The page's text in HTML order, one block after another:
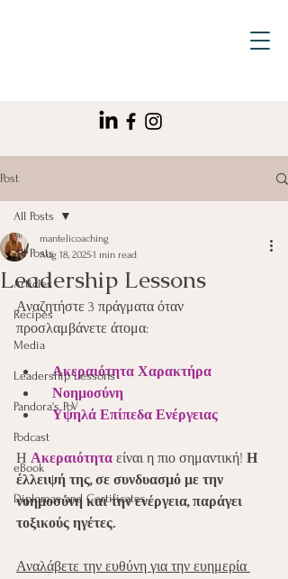
Post
All Posts
Articles
Recipes
Media
Leadership Lessons
Pandora's PoV
Podcast
eBook
Diplomas and Certificates
All Posts
Leadership Lessons
mantelicoaching
Aug 18, 20251 min read
Αναζητήστε 3 πράγματα όταν
προσλαμβάνετε άτομα:
Ακεραιότητα Χαρακτήρα
Νοημοσύνη
Υψηλά Επίπεδα Ενέργειας
Η Ακεραιότητα είναι η πιο σημαντική! Η
έλλειψή της, σε συνδυασμό με την
νοημοσύνη και την ενέργεια, παράγει
τοξικούς ηγέτες.
Αναλάβετε την ευθύνη για την ευημερία